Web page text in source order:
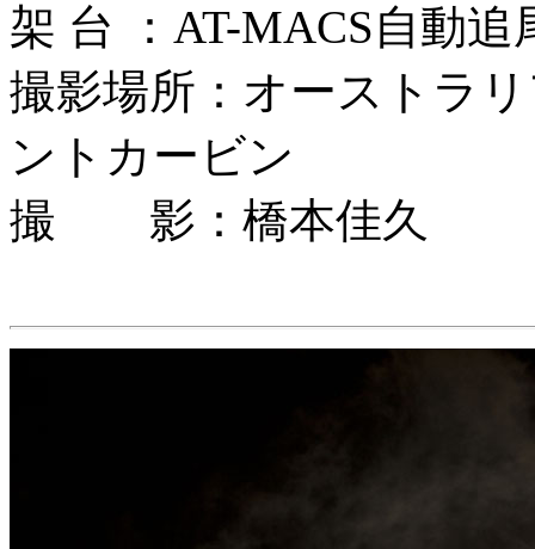
架 台 ：AT-MACS自動追
撮影場所：オーストラ
ントカービン
撮 影：橋本佳久